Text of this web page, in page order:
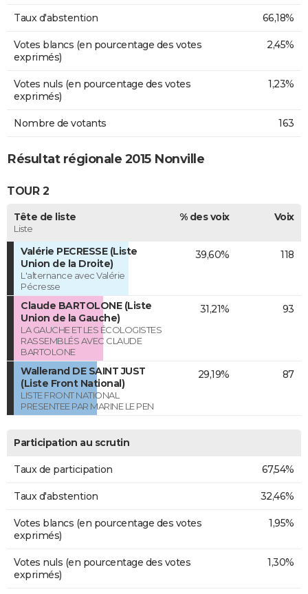
Taux d'abstention 66,18%
Votes blancs (en pourcentage des votes
exprimés)
2,45%
Votes nuls (en pourcentage des votes
exprimés)
1,23%
Nombre de votants 163
Résultat régionale 2015 Nonville
TOUR 2
Tête de liste
Liste
% des voix Voix
Valérie PECRESSE (Liste
Union de la Droite)
L'alternance avec Valérie
Pécresse
39,60% 118
Claude BARTOLONE (Liste
Union de la Gauche)
LA GAUCHE ET LES ÉCOLOGISTES
RASSEMBLÉS AVEC CLAUDE
BARTOLONE
31,21% 93
Wallerand DE SAINT JUST
(Liste Front National)
LISTE FRONT NATIONAL
PRESENTEE PAR MARINE LE PEN
29,19% 87
Participation au scrutin
Taux de participation 67,54%
Taux d'abstention 32,46%
Votes blancs (en pourcentage des votes
exprimés)
1,95%
Votes nuls (en pourcentage des votes
exprimés)
1,30%